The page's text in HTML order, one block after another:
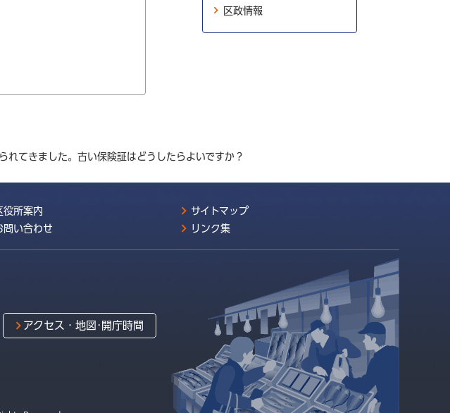
区政情報
れてきました。古い保険証はどうしたらよいですか？
役所案内
サイトマップ
問い合わせ リンク集
アクセス・地図･開庁時間